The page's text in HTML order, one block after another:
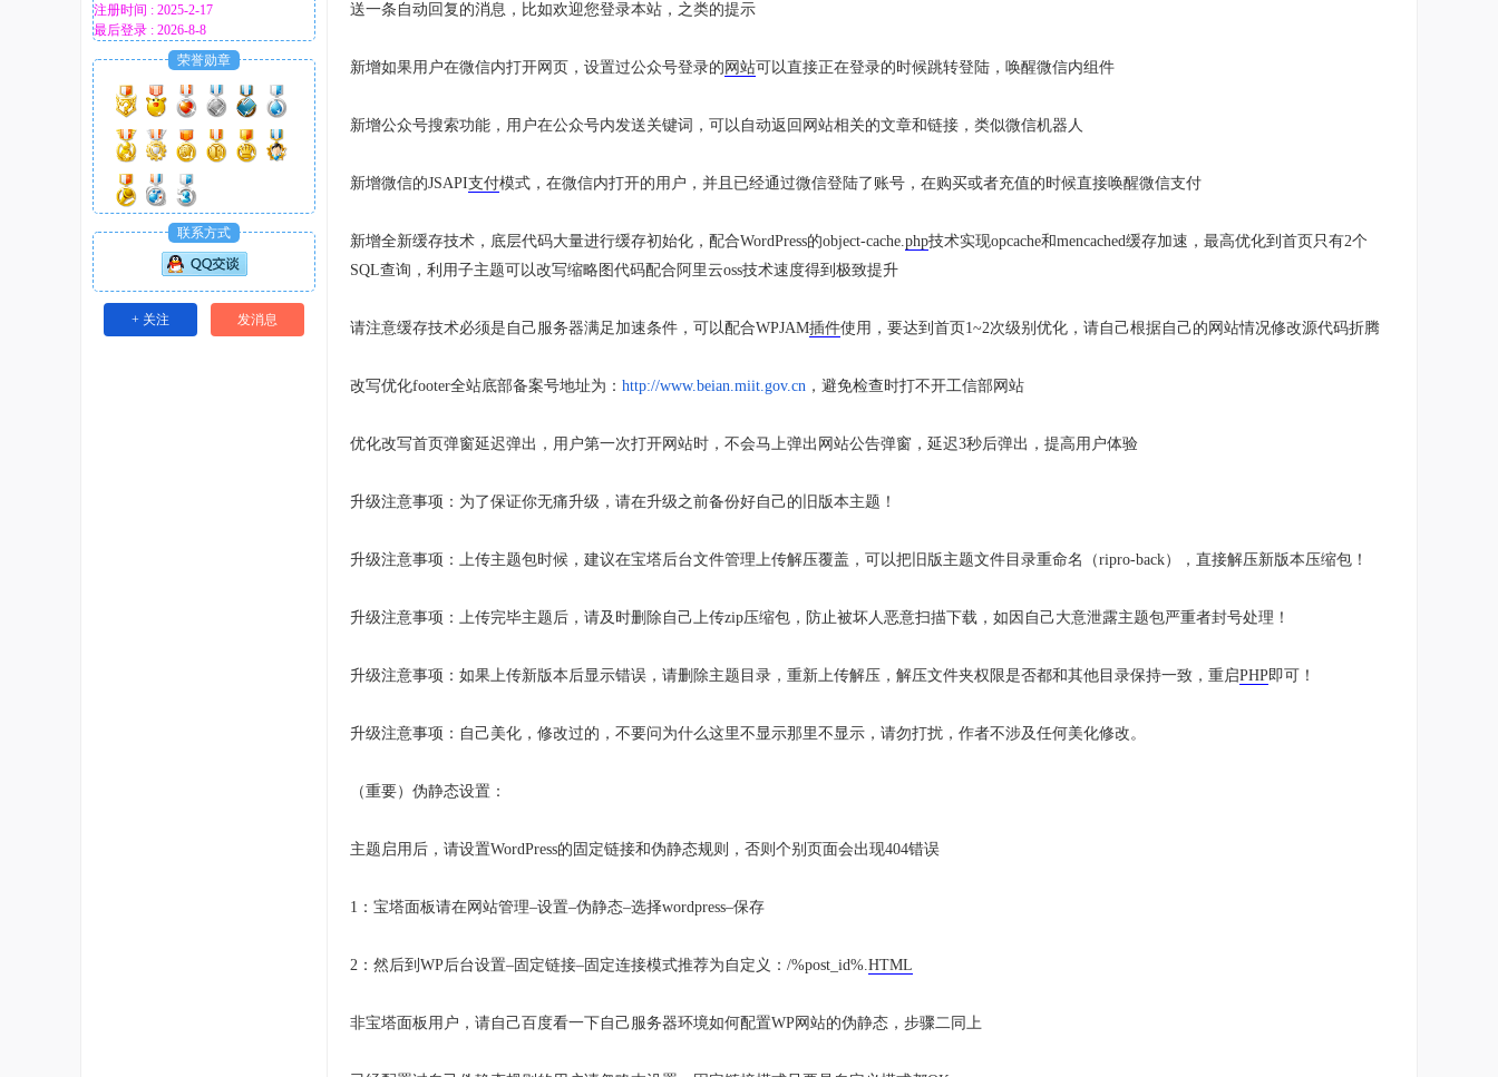
注册时间 : 2025-2-17
最后登录 : 2026-8-8
荣誉勋章
联系方式
+ 关注 发消息
送一条自动回复的消息，比如欢迎您登录本站，之类的提示
新增如果用户在微信内打开网页，设置过公众号登录的 网站可以直接正在登录的时候跳转登陆，唤醒微信内组件
新增公众号搜索功能，用户在公众号内发送关键词，可以自动返回网站相关的文章和链接，类似微信机器人
新增微信的JSAPI支付模式，在微信内打开的用户，并且已经通过微信登陆了账号，在购买或者充值的时候直接唤醒微信支付
新增全新缓存技术，底层代码大量进行缓存初始化，配合WordPress的object-cache.php技术实现opcache和mencached缓存加速，最高优化到首页只有2个
SQL查询，利用子主题可以改写缩略图代码配合阿里云oss技术速度得到极致提升
请注意缓存技术必须是自己服务器满足加速条件，可以配合WPJAM插件使用，要达到首页1~2次级别优化，请自己根据自己的网站情况修改源代码折腾
改写优化footer全站底部备案号地址为： http://www.beian.miit.gov.cn ，避免检查时打不开工信部网站
优化改写首页弹窗延迟弹出，用户第一次打开网站时，不会马上弹出网站公告弹窗，延迟3秒后弹出，提高用户体验
升级注意事项：为了保证你无痛升级，请在升级之前备份好自己的旧版本主题！
升级注意事项：上传主题包时候，建议在宝塔后台文件管理上传解压覆盖，可以把旧版主题文件目录重命名（ripro-back），直接解压新版本压缩包！
升级注意事项：上传完毕主题后，请及时删除自己上传zip压缩包，防止被坏人恶意扫描下载，如因自己大意泄露主题包严重者封号处理！
升级注意事项：如果上传新版本后显示错误，请删除主题目录，重新上传解压，解压文件夹权限是否都和其他目录保持一致，重启PHP即可！
升级注意事项：自己美化，修改过的，不要问为什么这里不显示那里不显示，请勿打扰，作者不涉及任何美化修改。
（重要）伪静态设置：
主题启用后，请设置WordPress的固定链接和伪静态规则，否则个别页面会出现404错误
1：宝塔面板请在网站管理–设置–伪静态–选择wordpress–保存
2：然后到WP后台设置–固定链接–固定连接模式推荐为自定义：/%post_id%.HTML
非宝塔面板用户，请自己百度看一下自己服务器环境如何配置WP网站的伪静态，步骤二同上